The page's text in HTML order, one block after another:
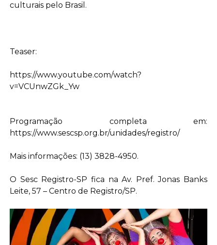
culturais pelo Brasil.
Teaser:
https://www.youtube.com/watch?
v=VCUnwZGk_Yw
Programação completa em:
https://www.sescsp.org.br/unidades/registro/
Mais informações: (13) 3828-4950.
O Sesc Registro-SP fica na Av. Pref. Jonas Banks
Leite, 57 – Centro de Registro/SP.